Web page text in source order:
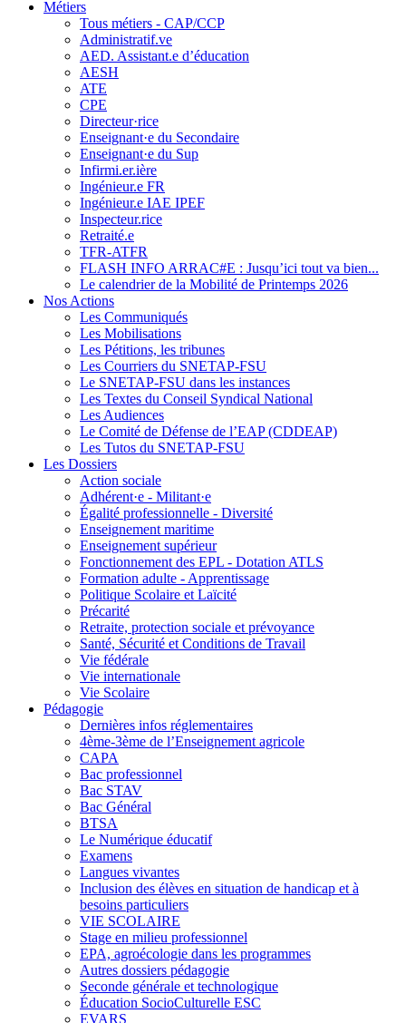
Métiers
Tous métiers - CAP/CCP
Administratif.ve
AED. Assistant.e d’éducation
AESH
ATE
CPE
Directeur·rice
Enseignant·e du Secondaire
Enseignant·e du Sup
Infirmi.er.ière
Ingénieur.e FR
Ingénieur.e IAE IPEF
Inspecteur.rice
Retraité.e
TFR-ATFR
FLASH INFO ARRAC#E : Jusqu’ici tout va bien...
Le calendrier de la Mobilité de Printemps 2026
Nos Actions
Les Communiqués
Les Mobilisations
Les Pétitions, les tribunes
Les Courriers du SNETAP-FSU
Le SNETAP-FSU dans les instances
Les Textes du Conseil Syndical National
Les Audiences
Le Comité de Défense de l’EAP (CDDEAP)
Les Tutos du SNETAP-FSU
Les Dossiers
Action sociale
Adhérent·e - Militant·e
Égalité professionnelle - Diversité
Enseignement maritime
Enseignement supérieur
Fonctionnement des EPL - Dotation ATLS
Formation adulte - Apprentissage
Politique Scolaire et Laïcité
Précarité
Retraite, protection sociale et prévoyance
Santé, Sécurité et Conditions de Travail
Vie fédérale
Vie internationale
Vie Scolaire
Pédagogie
Dernières infos réglementaires
4ème-3ème de l’Enseignement agricole
CAPA
Bac professionnel
Bac STAV
Bac Général
BTSA
Le Numérique éducatif
Examens
Langues vivantes
Inclusion des élèves en situation de handicap et à
besoins particuliers
VIE SCOLAIRE
Stage en milieu professionnel
EPA, agroécologie dans les programmes
Autres dossiers pédagogie
Seconde générale et technologique
Éducation SocioCulturelle ESC
EVARS